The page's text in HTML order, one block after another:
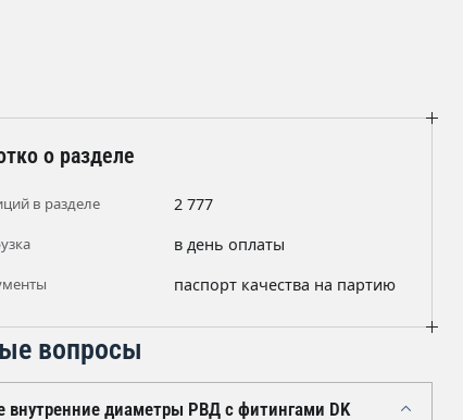
о разделе
в разделе 2 777
в день оплаты
паспорт качества на партию
вопросы
внутренние диаметры РВД с фитингами DK